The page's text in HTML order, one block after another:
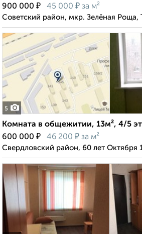
900 000 ₽ 45 000 ₽ за м²
Советский район, мкр. Зелёная Роща,
5
Комната в общежитии, 13м², 4/5
600 000 ₽ 46 200 ₽ за м²
Свердловский район, 60 лет Октября